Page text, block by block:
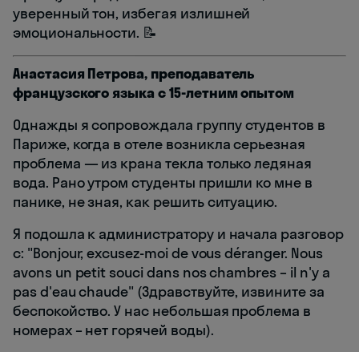
уверенный тон, избегая излишней
эмоциональности. 📝
Анастасия Петрова, преподаватель
французского языка с 15-летним опытом
Однажды я сопровождала группу студентов в
Париже, когда в отеле возникла серьезная
проблема — из крана текла только ледяная
вода. Рано утром студенты пришли ко мне в
панике, не зная, как решить ситуацию.
Я подошла к администратору и начала разговор
с: "Bonjour, excusez-moi de vous déranger. Nous
avons un petit souci dans nos chambres – il n'y a
pas d'eau chaude" (Здравствуйте, извините за
беспокойство. У нас небольшая проблема в
номерах – нет горячей воды).